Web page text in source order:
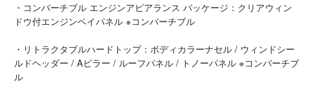
・コンバーチブル エンジンアピアランス パッケージ：クリアウィン
ドウ付エンジンベイパネル ※コンバーチブル
・リトラクタブルハードトップ：ボディカラーナセル / ウィンドシー
ルドヘッダー / Aピラー / ルーフパネル / トノーパネル ※コンバーチブ
ル